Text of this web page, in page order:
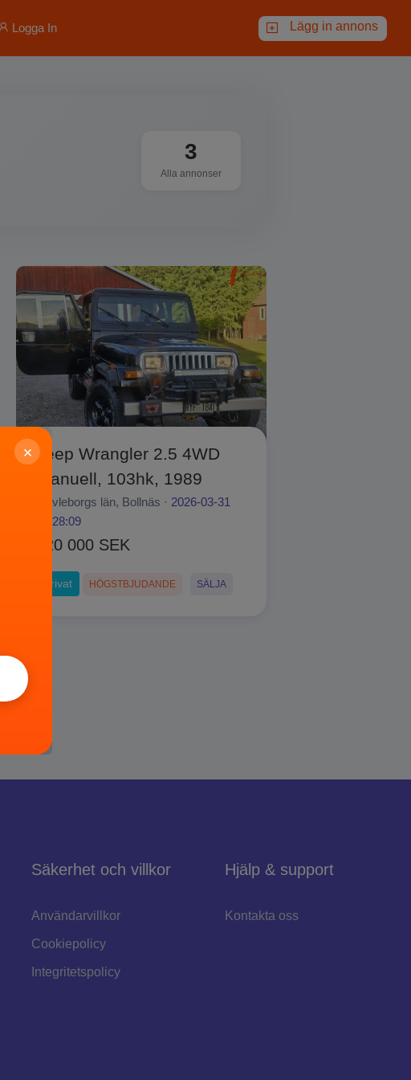
Logga In Lägg in annons
3
Alla annonser
Jeep Wrangler 2.5 4WD
Manuell, 103hk, 1989
Gävleborgs län, Bollnäs · 2026-03-31
18:28:09
120 000 SEK
Privat HÖGSTBJUDANDE SÄLJA
×
Säkerhet och villkor
Användarvillkor
Cookiepolicy
Integritetspolicy
Hjälp & support
Kontakta oss